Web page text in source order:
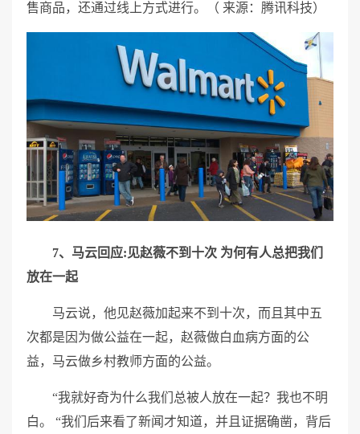
售商品，还通过线上方式进行。（ 来源：腾讯科技）
7、马云回应:见赵薇不到十次 为何有人总把我们
放在一起
马云说，他见赵薇加起来不到十次，而且其中五
次都是因为做公益在一起，赵薇做白血病方面的公
益，马云做乡村教师方面的公益。
“我就好奇为什么我们总被人放在一起？我也不明
白。 “我们后来看了新闻才知道，并且证据确凿，背后